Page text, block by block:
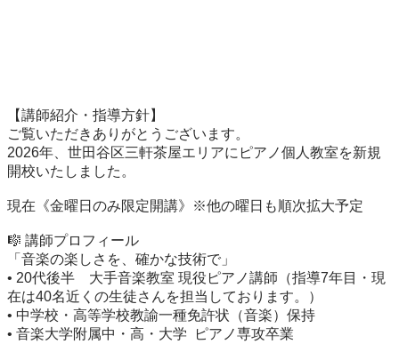
【講師紹介・指導方針】
ご覧いただきありがとうございます。
2026年、世田谷区三軒茶屋エリアにピアノ個人教室を新規
開校いたしました。
現在《金曜日のみ限定開講》※他の曜日も順次拡大予定
🎼 講師プロフィール
「音楽の楽しさを、確かな技術で」
• 20代後半　大手音楽教室 現役ピアノ講師（指導7年目・現
在は40名近くの生徒さんを担当しております。）
• 中学校・高等学校教諭一種免許状（音楽）保持
• 音楽大学附属中・高・大学  ピアノ専攻卒業